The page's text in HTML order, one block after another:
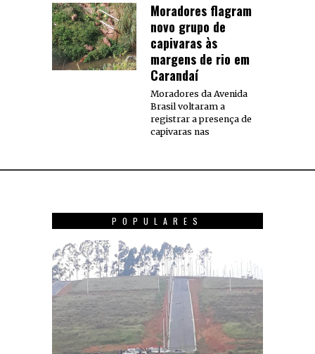
Moradores flagram
novo grupo de
capivaras às
margens de rio em
Carandaí
Moradores da Avenida
Brasil voltaram a
registrar a presença de
capivaras nas
POPULARES